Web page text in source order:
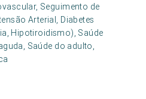
Seguimento de
Arterial, Diabetes
Hipotiroidismo), Saúde
Saúde do adulto,